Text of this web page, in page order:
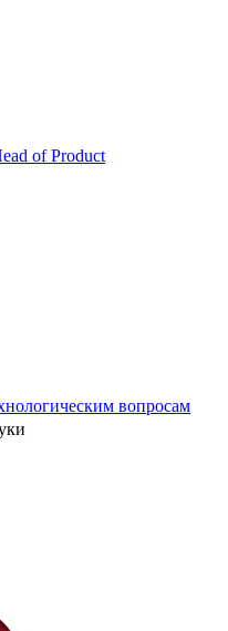
of Product
вопросам